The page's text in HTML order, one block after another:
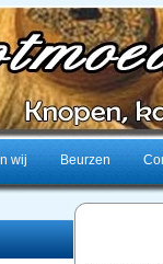
wij Beurzen